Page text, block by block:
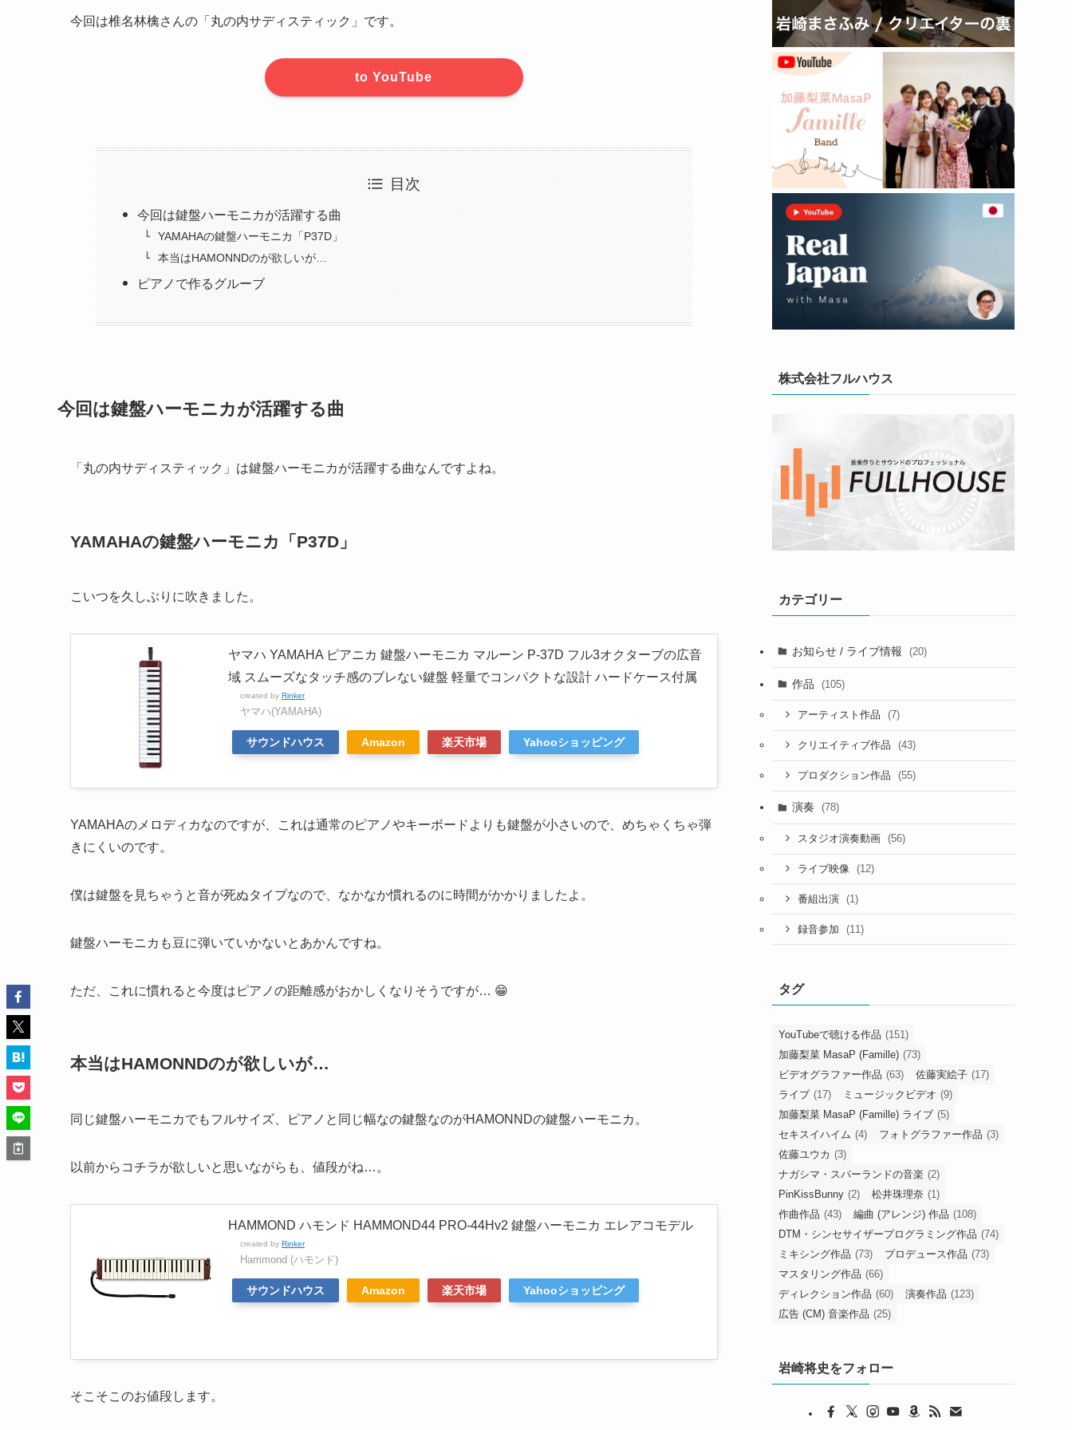
今回は椎名林檎さんの「丸の内サディスティック」です。
to YouTube
目次
今回は鍵盤ハーモニカが活躍する曲
YAMAHAの鍵盤ハーモニカ「P37D」
本当はHAMONNDのが欲しいが…
ピアノで作るグルーブ
今回は鍵盤ハーモニカが活躍する曲
「丸の内サディスティック」は鍵盤ハーモニカが活躍する曲なんですよね。
YAMAHAの鍵盤ハーモニカ「P37D」
こいつを久しぶりに吹きました。
ヤマハ YAMAHA ピアニカ 鍵盤ハーモニカ マルーン P-37D フル3オクターブの広音
域 スムーズなタッチ感のブレない鍵盤 軽量でコンパクトな設計 ハードケース付属
created by Rinker
ヤマハ(YAMAHA)
サウンドハウス Amazon 楽天市場 Yahooショッピング
YAMAHAのメロディカなのですが、これは通常のピアノやキーボードよりも鍵盤が小さいので、めちゃくちゃ弾
きにくいのです。
僕は鍵盤を見ちゃうと音が死ぬタイプなので、なかなか慣れるのに時間がかかりましたよ。
鍵盤ハーモニカも豆に弾いていかないとあかんですね。
ただ、これに慣れると今度はピアノの距離感がおかしくなりそうですが… 😁
本当はHAMONNDのが欲しいが…
同じ鍵盤ハーモニカでもフルサイズ、ピアノと同じ幅なの鍵盤なのがHAMONNDの鍵盤ハーモニカ。
以前からコチラが欲しいと思いながらも、値段がね…。
HAMMOND ハモンド HAMMOND44 PRO-44Hv2 鍵盤ハーモニカ エレアコモデル
created by Rinker
Hammond (ハモンド)
サウンドハウス Amazon 楽天市場 Yahooショッピング
そこそこのお値段します。
株式会社フルハウス
カテゴリー
お知らせ / ライブ情報 (20)
作品 (105)
アーティスト作品 (7)
クリエイティブ作品 (43)
プロダクション作品 (55)
演奏 (78)
スタジオ演奏動画 (56)
ライブ映像 (12)
番組出演 (1)
録音参加 (11)
タグ
YouTubeで聴ける作品 (151)
加藤梨菜 MasaP (Famille) (73)
ビデオグラファー作品 (63) 佐藤実絵子 (17)
ライブ (17) ミュージックビデオ (9)
加藤梨菜 MasaP (Famille) ライブ (5)
セキスイハイム (4) フォトグラファー作品 (3)
佐藤ユウカ (3)
ナガシマ・スパーランドの音楽 (2)
PinKissBunny (2) 松井珠理奈 (1)
作曲作品 (43) 編曲 (アレンジ) 作品 (108)
DTM・シンセサイザープログラミング作品 (74)
ミキシング作品 (73) プロデュース作品 (73)
マスタリング作品 (66)
ディレクション作品 (60) 演奏作品 (123)
広告 (CM) 音楽作品 (25)
岩崎将史をフォロー